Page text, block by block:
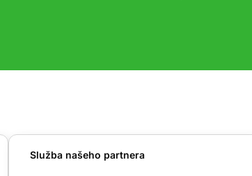
Služba našeho partnera